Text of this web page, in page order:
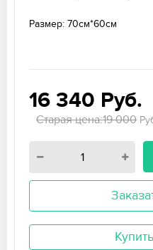
Размер: 70см*60см
16 340 Руб.
Старая цена:19 000